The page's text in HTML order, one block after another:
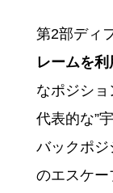
第2部ディ
レームを
なポジショ
代表的な”
バックポジ
のエスケー